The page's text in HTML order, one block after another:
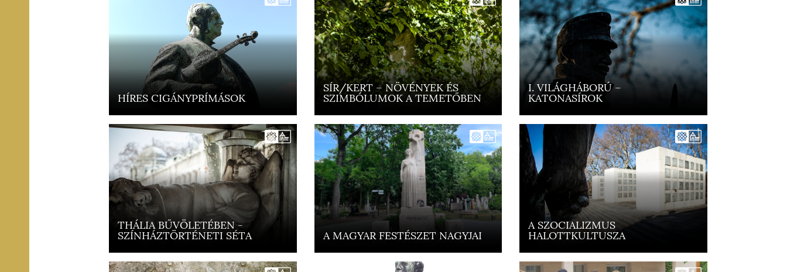
HÍRES CIGÁNYPRÍMÁSOK
SÍR/KERT – NÖVÉNYEK ÉS
SZIMBÓLUMOK A TEMETŐBEN
I. VILÁGHÁBORÚ –
KATONASÍROK
THÁLIA BŰVÖLETÉBEN -
SZÍNHÁZTÖRTÉNETI SÉTA
A MAGYAR FESTÉSZET NAGYJAI
A SZOCIALIZMUS
HALOTTKULTUSZA